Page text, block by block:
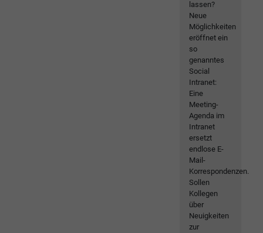
lassen?
Neue
Möglichkeiten
eröffnet ein
so
genanntes
Social
Intranet:
Eine
Meeting-
Agenda im
Intranet
ersetzt
endlose E-
Mail-
Korrespondenzen.
Sollen
Kollegen
über
Neuigkeiten
zur